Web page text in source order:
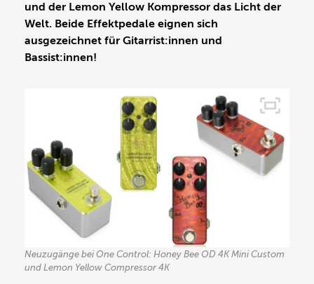
und der Lemon Yellow Kompressor das Licht der
Welt. Beide Effektpedale eignen sich
ausgezeichnet für Gitarrist:innen und
Bassist:innen!
Neuzugänge bei One Control: Honey Bee OD 4K Mini Custom
und Lemon Yellow Compressor 4K